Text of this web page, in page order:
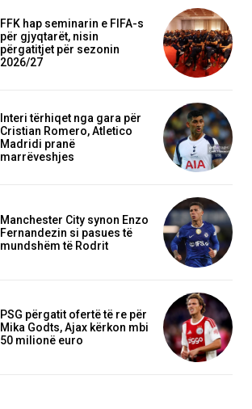
FFK hap seminarin e FIFA-s
për gjyqtarët, nisin
përgatitjet për sezonin
2026/27
Interi tërhiqet nga gara për
Cristian Romero, Atletico
Madridi pranë
marrëveshjes
Manchester City synon Enzo
Fernandezin si pasues të
mundshëm të Rodrit
PSG përgatit ofertë të re për
Mika Godts, Ajax kërkon mbi
50 milionë euro